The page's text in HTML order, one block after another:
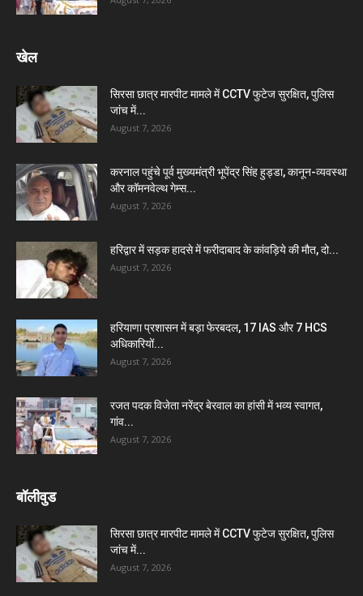
खेल
सिरसा छात्र मारपीट मामले में CCTV फुटेज सुरक्षित, पुलिस
जांच में...
August 7, 2026
करनाल पहुंचे पूर्व मुख्यमंत्री भूपेंद्र सिंह हुड्डा, कानून-व्यवस्था
और कॉमनवेल्थ गेम्स...
August 7, 2026
हरिद्वार में सड़क हादसे में फरीदाबाद के कांवड़िये की मौत, दो...
August 7, 2026
हरियाणा प्रशासन में बड़ा फेरबदल, 17 IAS और 7 HCS
अधिकारियों...
August 7, 2026
रजत पदक विजेता नरेंद्र बेरवाल का हांसी में भव्य स्वागत,
गांव...
August 7, 2026
बॉलीवुड
सिरसा छात्र मारपीट मामले में CCTV फुटेज सुरक्षित, पुलिस
जांच में...
August 7, 2026